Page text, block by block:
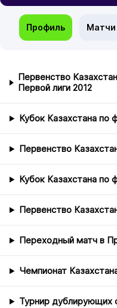
Профиль Матчи
Первенство
Первой лиги 2012
Кубок Казахстана по
Первенство
Кубок Казахстана по
Первенство
Переходный матч в
Чемпионат
Турнир дублирующих